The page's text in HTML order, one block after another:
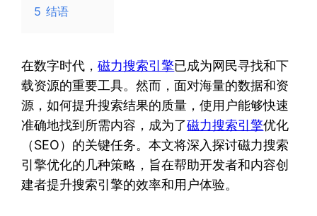
5 结语
在数字时代，磁力搜索引擎已成为网民寻找和下
载资源的重要工具。然而，面对海量的数据和资
源，如何提升搜索结果的质量，使用户能够快速
准确地找到所需内容，成为了磁力搜索引擎优化
（SEO）的关键任务。本文将深入探讨磁力搜索
引擎优化的几种策略，旨在帮助开发者和内容创
建者提升搜索引擎的效率和用户体验。